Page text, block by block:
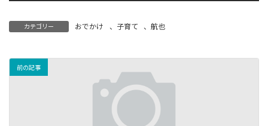
カテゴリー おでかけ 、 子育て 、航也
前の記事